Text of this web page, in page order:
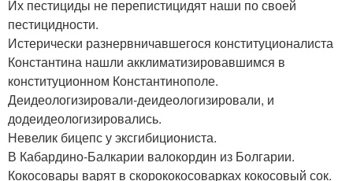
Их пестициды не перепистицидят наши по своей
пестицидности.
Истерически разнервничавшегося конституционалиста
Константина нашли акклиматизировавшимся в
конституционном Константинополе.
Деидеологизировали-деидеологизировали, и
додеидеологизировались.
Невелик бицепс у эксгибициониста.
В Кабардино-Балкарии валокордин из Болгарии.
Кокосовары варят в скорококосоварках кокосовый сок.